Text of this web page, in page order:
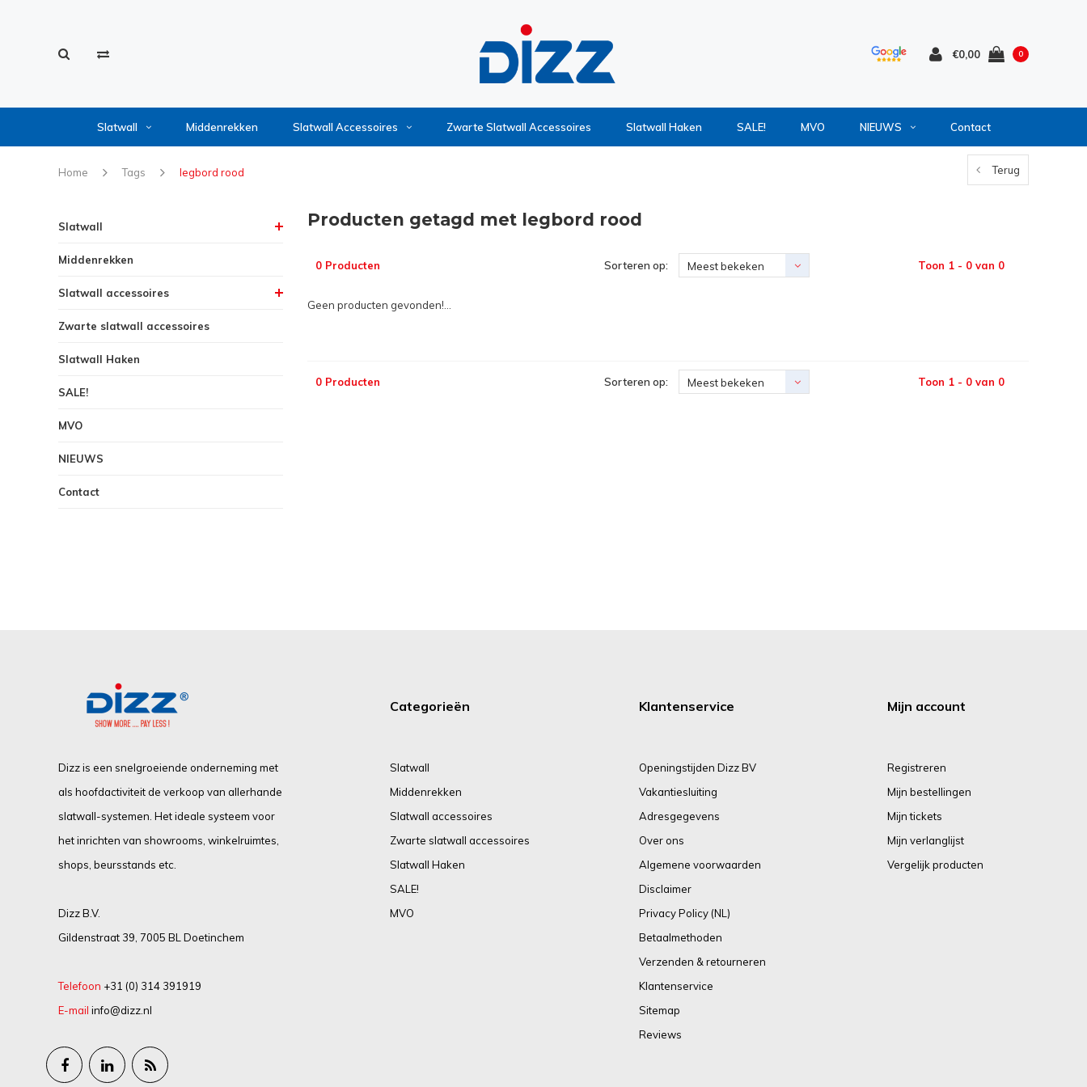
€0,00 0
Slatwall Middenrekken Slatwall Accessoires Zwarte Slatwall Accessoires Slatwall Haken SALE! MVO NIEUWS Contact
Home Tags legbord rood Terug
Slatwall
Middenrekken
Slatwall accessoires
Zwarte slatwall accessoires
Slatwall Haken
SALE!
MVO
NIEUWS
Contact
Producten getagd met legbord rood
0 Producten Sorteren op: Meest bekeken Toon 1 - 0 van 0
Geen producten gevonden!...
0 Producten Sorteren op: Meest bekeken Toon 1 - 0 van 0
Dizz is een snelgroeiende onderneming met
als hoofdactiviteit de verkoop van allerhande
slatwall-systemen. Het ideale systeem voor
het inrichten van showrooms, winkelruimtes,
shops, beursstands etc.
Dizz B.V.
Gildenstraat 39, 7005 BL Doetinchem
Telefoon +31 (0) 314 391919
E-mail info@dizz.nl
Categorieën
Slatwall
Middenrekken
Slatwall accessoires
Zwarte slatwall accessoires
Slatwall Haken
SALE!
MVO
Klantenservice
Openingstijden Dizz BV
Vakantiesluiting
Adresgegevens
Over ons
Algemene voorwaarden
Disclaimer
Privacy Policy (NL)
Betaalmethoden
Verzenden & retourneren
Klantenservice
Sitemap
Reviews
Mijn account
Registreren
Mijn bestellingen
Mijn tickets
Mijn verlanglijst
Vergelijk producten